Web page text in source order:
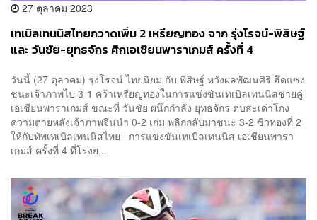
27 ตุลาคม 2023
เทเบิลเทนนิสไทยกวาดเพิ่ม 2 เหรียญทอง จาก รุ่งโรจน์-พิสิษฐ์
และ วันชัย-ยุทธจักร ศึกเอเชียนพาราเกมส์ ครั้งที่ 4
วันนี้ (27 ตุลาคม) รุ่งโรจน์ ไทยนิยม กับ พิสิษฐ์ หวังผลพัฒนศิริ ฮึดแซง
ชนะเจ้าภาพไป 3-1 คว้าเหรียญทองในการแข่งขันเทเบิลเทนนิสชายคู่
เอเชียนพาราเกมส์ ขณะที่ วันชัย ผนึกกำลัง ยุทธจักร ตบสะเด่าโกง
ความตายหลังเจ้าภาพจีนนำ 0-2 เกม พลิกกลับมาชนะ 3-2 ซิวทองที่ 2
ให้กับทัพเทเบิลเทนนิสไทย การแข่งขันเทเบิลเทนนิส เอเชียนพารา
เกมส์ ครั้งที่ 4 ที่โรงย...